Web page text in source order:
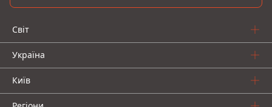
Світ
Україна
Київ